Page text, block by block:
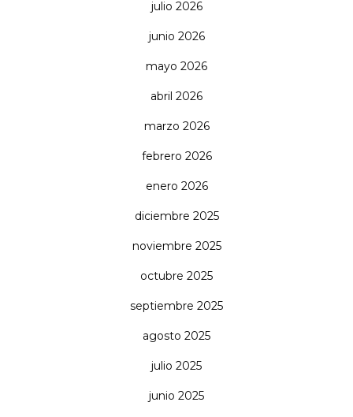
julio 2026
junio 2026
mayo 2026
abril 2026
marzo 2026
febrero 2026
enero 2026
diciembre 2025
noviembre 2025
octubre 2025
septiembre 2025
agosto 2025
julio 2025
junio 2025